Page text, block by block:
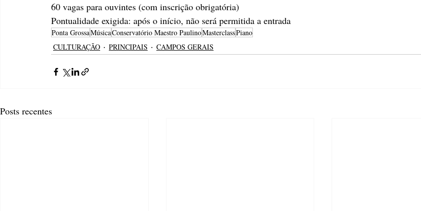
60 vagas para ouvintes (com inscrição obrigatória)
Pontualidade exigida: após o início, não será permitida a entrada
Ponta GrossaMúsicaConservatório Maestro PaulinoMasterclassPiano
CULTURAÇÃO
PRINCIPAIS CAMPOS GERAIS
Posts recentes